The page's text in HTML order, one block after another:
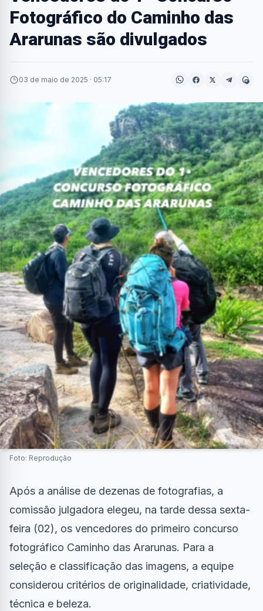
Fotográfico do Caminho das
Ararunas são divulgados
03 de maio de 2025 · 05:17
Foto: Reprodução
Após a análise de dezenas de fotografias, a
comissão julgadora elegeu, na tarde dessa sexta-
feira (02), os vencedores do primeiro concurso
fotográfico Caminho das Ararunas. Para a
seleção e classificação das imagens, a equipe
considerou critérios de originalidade, criatividade,
técnica e beleza.